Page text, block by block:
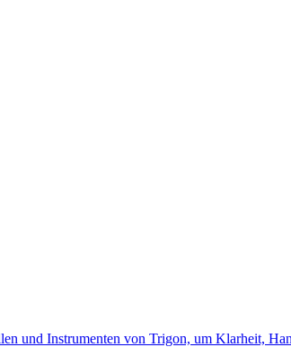
und Instrumenten von Trigon, um Klarheit,